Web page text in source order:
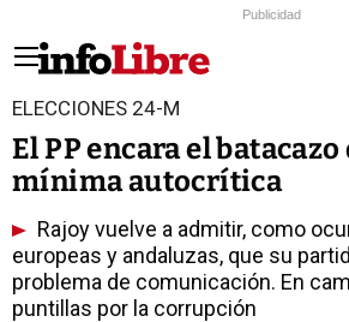
Publicidad
ELECCIONES 24-M
El PP encara el
mínima autocrítica
Rajoy vuelve a admitir, como
europeas y andaluzas, que su
problema de comunicación. En
puntillas por la corrupción